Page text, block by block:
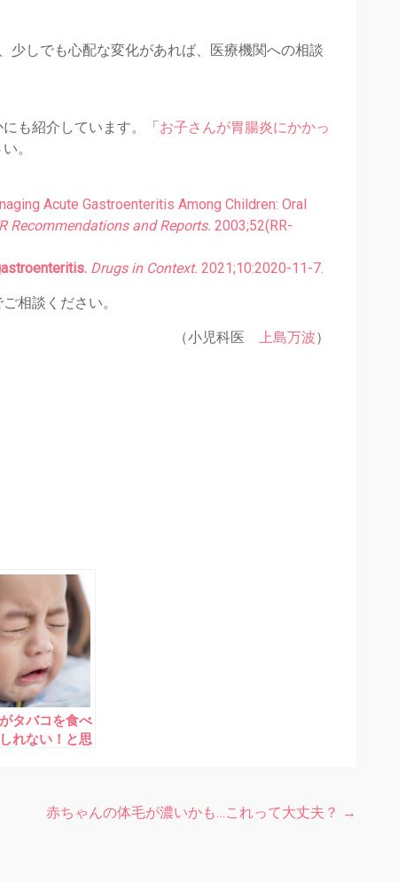
少しでも心配な変化があれば、医療機関への相談
も紹介しています。「 お子さんが胃腸炎にかかっ
。
Acute Gastroenteritis Among Children: Oral
Recommendations and Reports. 2003;52(RR-
Drugs in Context. 2021;10:2020-11-7.
ご相談ください。
（小児科医上島万波）
タバコを食べ
れない！と思
赤ちゃんの体毛が濃いかも…これって大丈夫？ →